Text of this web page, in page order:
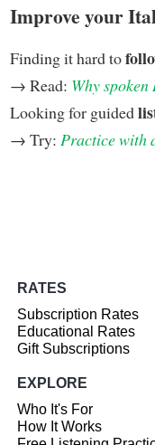
Improve your
Finding it hard to
→ Read: Why
Looking for guided
→ Try: Practice with
RATES
Subscription Rates
Educational Rates
Gift Subscriptions
EXPLORE
Who It's For
How It Works